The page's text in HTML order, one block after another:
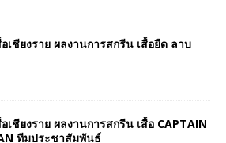
เชียงราย ผลงานการสกรีน เสื้อยืด ลาบ
เชียงราย ผลงานการสกรีน เสื้อ CAPTAIN
ทีมประชาสัมพันธ์